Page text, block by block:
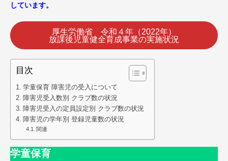
しています。
厚生労働省 令和４年（2022年）
放課後児童健全育成事業の実施状況
目次
学童保育 障害児の受入について
障害児受入数別 クラブ数の状況
障害児受入の定員設定別 クラブ数の状況
障害児の学年別 登録児童数の状況
関連
学童保育